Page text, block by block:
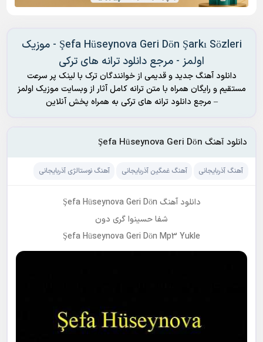
Şefa Hüseynova Geri Dön Şarkı Sözleri - موزیک
اولمز - مرجع دانلود ترانه های ترکی
دانلود آهنگ جدید و قدیمی از خوانندگان ترک با لینک پر سرعت
مستقیم و رایگان همراه با متن ترانه کامل آثار از وبسایت موزیک اولمز
– مرجع دانلود ترانه های ترکی به همراه پخش آنلاین
دانلود آهنگ Şefa Hüseynova Geri Dön
آهنگ آذربایجانی آهنگ غمگین آذربایجانی آهنگ نوستالژی آذربایجانی
دانلود آهنگ Şefa Hüseynova Geri Dön
شفا حسینوا گری دون
Şefa Hüseynova Geri Dön Mp3 Yukle